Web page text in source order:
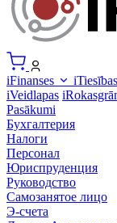
iFinanses iTiesības
iVeidlapas
Pasākumi
Бухгалтерия
Налоги
Персонал
Юриспруденция
Руководство
Самозанятое лицо
Э-счета